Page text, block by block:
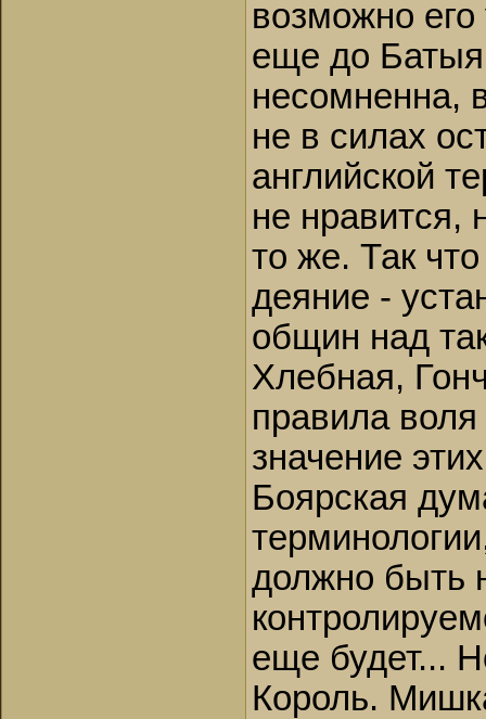
возможно его
еще до
несомненна,
не в силах
английской
не нравится,
то же. Так
деяние -
общин над
Хлебная,
правила
значение
Боярская
должно быть
еще будет...
Король.